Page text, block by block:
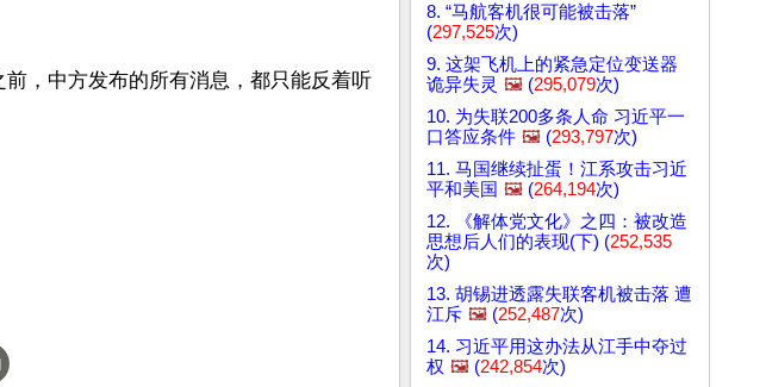
，中方发布的所有消息，都只能反着听
8. “马航客机很可能被击落”
(297,525次)
9. 这架飞机上的紧急定位变送器
诡异失灵 🖼️ (295,079次)
10. 为失联200多条人命 习近平一
口答应条件 🖼️ (293,797次)
11. 马国继续扯蛋！江系攻击习近
平和美国 🖼️ (264,194次)
12. 《解体党文化》之四：被改造
思想后人们的表现(下) (252,535
次)
13. 胡锡进透露失联客机被击落 遭
江斥 🖼️ (252,487次)
14. 习近平用这办法从江手中夺过
权 🖼️ (242,854次)